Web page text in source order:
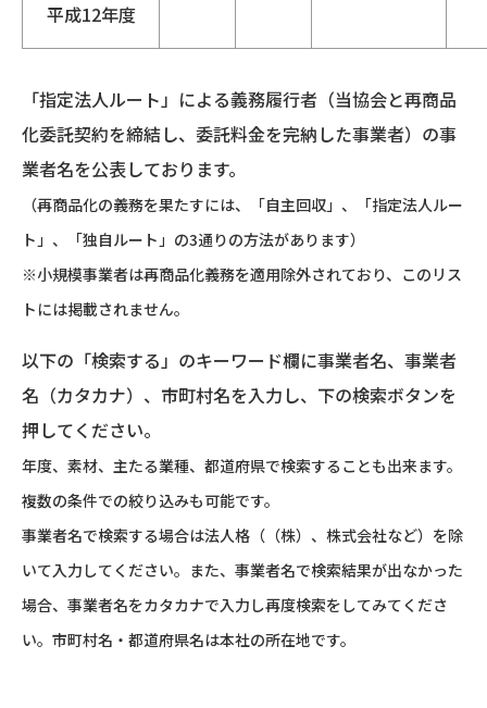
平成12年度
「指定法人ルート」による義務履行者（当協会と再商品
化委託契約を締結し、委託料金を完納した事業者）の事
業者名を公表しております。
（再商品化の義務を果たすには、「自主回収」、「指定法人ルー
ト」、「独自ルート」の3通りの方法があります）
※小規模事業者は再商品化義務を適用除外されており、このリス
トには掲載されません。
以下の「検索する」のキーワード欄に事業者名、事業者
名（カタカナ）、市町村名を入力し、下の検索ボタンを
押してください。
年度、素材、主たる業種、都道府県で検索することも出来ます。
複数の条件での絞り込みも可能です。
事業者名で検索する場合は法人格（（株）、株式会社など）を除
いて入力してください。また、事業者名で検索結果が出なかった
場合、事業者名をカタカナで入力し再度検索をしてみてくださ
い。市町村名・都道府県名は本社の所在地です。